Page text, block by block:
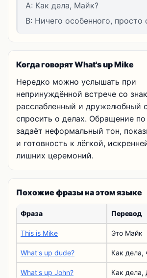
A: Как дела, Майк?
B: Ничего особенного, просто
Когда говорят What's up Mike
Нередко можно услышать при
непринуждённой встрече со
расслабленный и дружелюбный
спросить о делах. Обращение
задаёт неформальный тон,
и готовность к лёгкой,
лишних церемоний.
Похожие фразы на этом языке
Фраза Перевод
This is Mike Это Майк
What's up dude? Как дела,
What's up John? Как дела,